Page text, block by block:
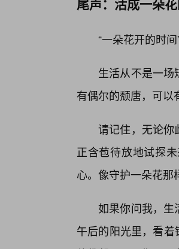
“一朵花开的时
生活从不是一
有偶尔的颓唐，可以
请记住，无论
正含苞待放地试探
心。像守护一朵花那
如果你问我，生
午后的阳光里，看